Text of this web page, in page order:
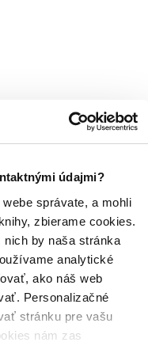
údajmi?
správate, a mohli
zbierame cookies.
nich by naša stránka
analytické
ako náš web
Personalizačné
stránku pre vašu
nám zas